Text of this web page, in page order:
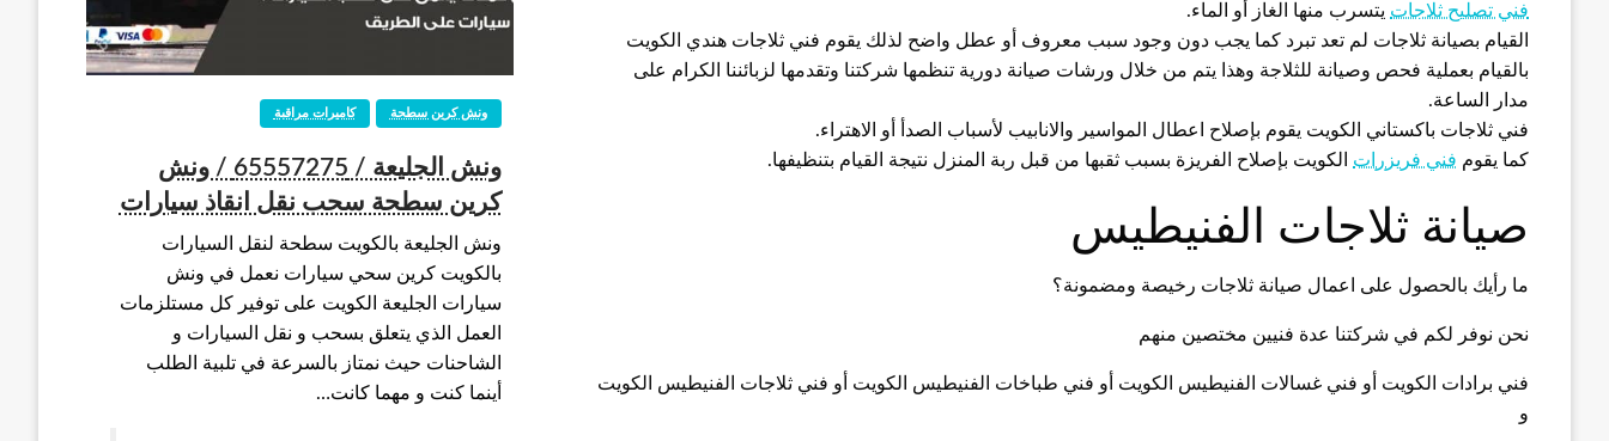
فني تصليح ثلاجات يتسرب منها الغاز أو الماء.
القيام بصيانة ثلاجات لم تعد تبرد كما يجب دون وجود سبب معروف أو عطل واضح لذلك يقوم فني ثلاجات هندي الكويت
بالقيام بعملية فحص وصيانة للثلاجة وهذا يتم من خلال ورشات صيانة دورية تنظمها شركتنا وتقدمها لزبائننا الكرام على
مدار الساعة.
فني ثلاجات باكستاني الكويت يقوم بإصلاح اعطال المواسير والانابيب لأسباب الصدأ أو الاهتراء.
كما يقوم فني فريزرات الكويت بإصلاح الفريزة بسبب ثقبها من قبل ربة المنزل نتيجة القيام بتنظيفها.
صيانة ثلاجات الفنيطيس
ما رأيك بالحصول على اعمال صيانة ثلاجات رخيصة ومضمونة؟
نحن نوفر لكم في شركتنا عدة فنيين مختصين منهم
فني برادات الكويت أو فني غسالات الفنيطيس الكويت أو فني طباخات الفنيطيس الكويت أو فني ثلاجات الفنيطيس الكويت
و
كاميرات مراقبة ونش كرين سطحة
ونش الجليعة / 65557275 / ونش
كرين سطحة سحب نقل انقاذ سيارات
ونش الجليعة بالكويت سطحة لنقل السيارات
بالكويت كرين سحي سيارات نعمل في ونش
سيارات الجليعة الكويت على توفير كل مستلزمات
العمل الذي يتعلق بسحب و نقل السيارات و
الشاحنات حيث نمتاز بالسرعة في تلبية الطلب
أينما كنت و مهما كانت…